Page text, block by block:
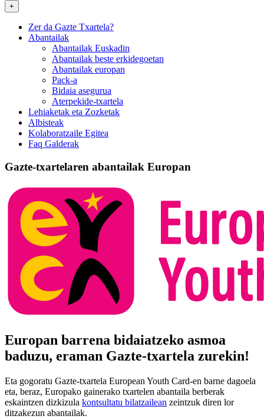
+
Zer da Gazte Txartela?
Abantailak
Abantailak Euskadin
Abantailak beste erkidegoetan
Abantailak europan
Pack-a
Bidaia asegurua
Aterpekide-txartela
Lehiaketak eta Zozketak
Albisteak
Kolaboratzaile Egitea
Faq Galderak
Gazte-txartelaren abantailak Europan
Europan barrena bidaiatzeko asmoa
baduzu, eraman Gazte-txartela zurekin!
Eta gogoratu Gazte-txartela European Youth Card-en barne dagoela
eta, beraz, Europako gainerako txartelen abantaila berberak
eskaintzen dizkizula kontsultatu bilatzailean zeintzuk diren lor
ditzakezun abantailak.